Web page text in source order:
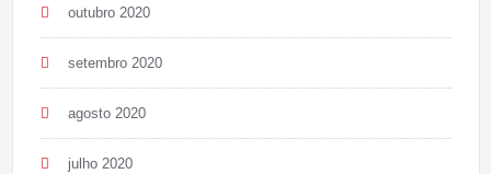
outubro 2020
setembro 2020
agosto 2020
julho 2020